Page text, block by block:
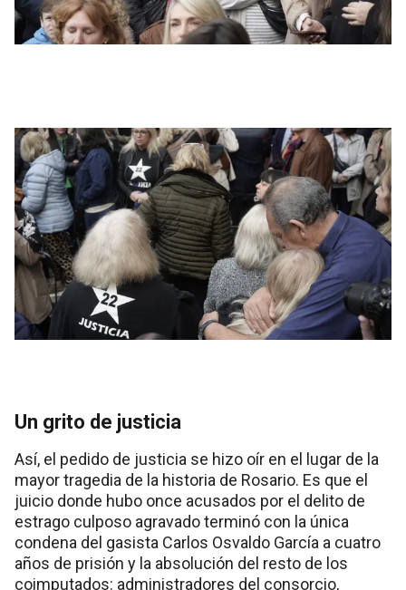
Un grito de justicia
Así, el pedido de justicia se hizo oír en el lugar de la
mayor tragedia de la historia de Rosario. Es que el
juicio donde hubo once acusados por el delito de
estrago culposo agravado terminó con la única
condena del gasista Carlos Osvaldo García a cuatro
años de prisión y la absolución del resto de los
coimputados: administradores del consorcio,